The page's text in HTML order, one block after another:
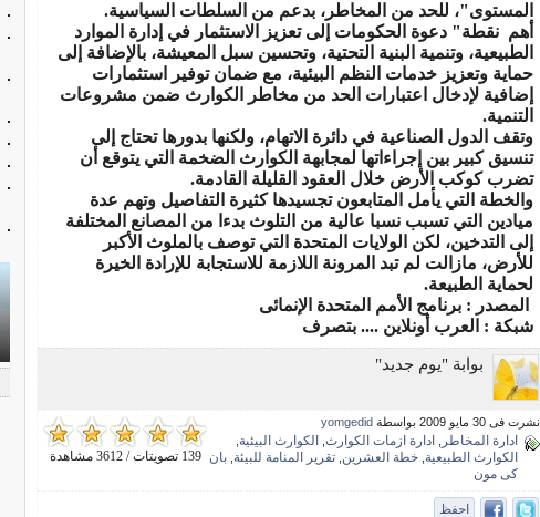
المستوى"، للحد من المخاطر، بدعم من السلطات السياسية.
أهم نقطة" دعوة الحكومات إلى تعزيز الاستثمار في إدارة الموارد
الطبيعية، وتنمية البنية التحتية، وتحسين سبل المعيشة، بالإضافة إلى
حماية وتعزيز خدمات النظم البيئية، مع ضمان توفير استثمارات
إضافية لإدخال اعتبارات الحد من مخاطر الكوارث ضمن مشروعات
التنمية.
وتقف الدول الصناعية في دائرة الاتهام، ولكنها بدورها تحتاج إلى
تنسيق كبير بين إجراءاتها لمجابهة الكوارث الضخمة التي يتوقع أن
تضرب كوكب الأرض خلال العقود القليلة القادمة.
والخطة التي يأمل المتابعون تجسيدها كثيرة التفاصيل وتهم عدة
ميادين التي تسبب نسبا عالية من التلوث بدءا من المصانع المختلفة
إلى التدخين، لكن الولايات المتحدة التي توصف بالملوث الأكبر
للأرض، مازالت لم تبد المرونة اللازمة للاستجابة للإرادة الخيرة
لحماية الطبيعة.
المصدر : برنامج الأمم المتحدة الإنمائى
شبكة : العرب أونلاين .... بتصرف
بوابة "يوم جديد"
139 تصويتات / 3612 مشاهدة
نشرت فى 30 مايو 2009 بواسطة yomgedid
ادارة المخاطر ادارة ازمات الكوارث الكوارث البيئية
الكوارث الطبيعية خطة العشرين تقرير المنامة للبيئة بان
كى مون
احفظ